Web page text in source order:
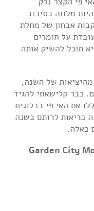
מלווה בסיבוב
אבחון של מחלת
על חומרים
תוכל להשיק אותה
של השנה,
כבר קלישאתי להגיד
את האי פי בבלוגים
בריאות לרותם בשנה
כאלה.
Garden City